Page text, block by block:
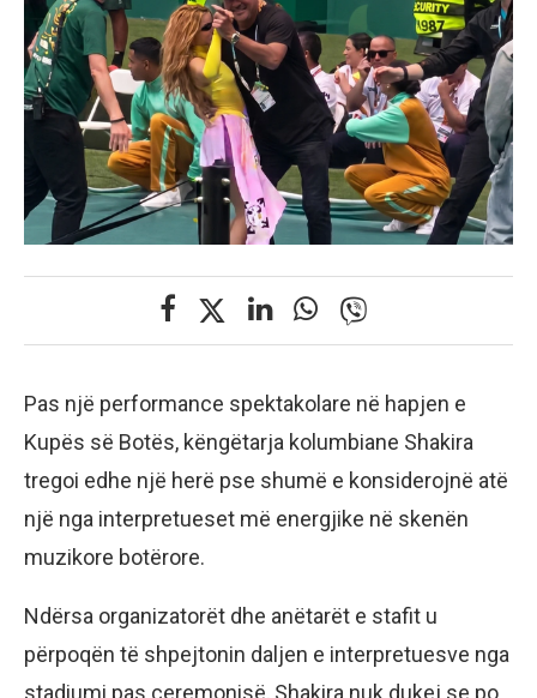
Pas një performance spektakolare në hapjen e
Kupës së Botës, këngëtarja kolumbiane Shakira
tregoi edhe një herë pse shumë e konsiderojnë atë
një nga interpretueset më energjike në skenën
muzikore botërore.
Ndërsa organizatorët dhe anëtarët e stafit u
përpoqën të shpejtonin daljen e interpretuesve nga
stadiumi pas ceremonisë, Shakira nuk dukej se po